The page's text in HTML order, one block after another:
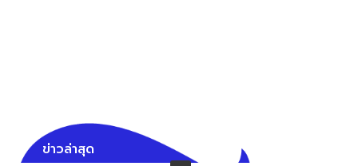
ข่าวล่าสุด